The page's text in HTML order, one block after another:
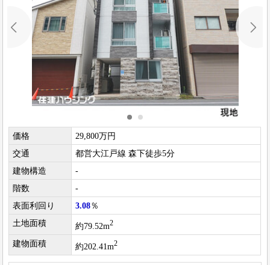
価格
29,800万円
交通
都営大江戸線 森下徒歩5分
建物構造
-
階数
-
表面利回り
3.08％
土地面積
約79.52m2
建物面積 約202.41m2